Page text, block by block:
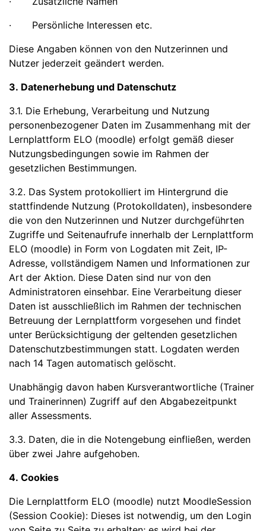
· Persönliche Interessen etc.
Diese Angaben können von den Nutzerinnen und
Nutzer jederzeit geändert werden.
3. Datenerhebung und Datenschutz
3.1. Die Erhebung, Verarbeitung und Nutzung
personenbezogener Daten im Zusammenhang mit der
Lernplattform ELO (moodle) erfolgt gemäß dieser
Nutzungsbedingungen sowie im Rahmen der
gesetzlichen Bestimmungen.
3.2. Das System protokolliert im Hintergrund die
stattfindende Nutzung (Protokolldaten), insbesondere
die von den Nutzerinnen und Nutzer durchgeführten
Zugriffe und Seitenaufrufe innerhalb der Lernplattform
ELO (moodle) in Form von Logdaten mit Zeit, IP-
Adresse, vollständigem Namen und Informationen zur
Art der Aktion. Diese Daten sind nur von den
Administratoren einsehbar. Eine Verarbeitung dieser
Daten ist ausschließlich im Rahmen der technischen
Betreuung der Lernplattform vorgesehen und findet
unter Berücksichtigung der geltenden gesetzlichen
Datenschutzbestimmungen statt. Logdaten werden
nach 14 Tagen automatisch gelöscht.
Unabhängig davon haben Kursverantwortliche (Trainer
und Trainerinnen) Zugriff auf den Abgabezeitpunkt
aller Assessments.
3.3. Daten, die in die Notengebung einfließen, werden
über zwei Jahre aufgehoben.
4. Cookies
Die Lernplattform ELO (moodle) nutzt MoodleSession
(Session Cookie): Dieses ist notwendig, um den Login